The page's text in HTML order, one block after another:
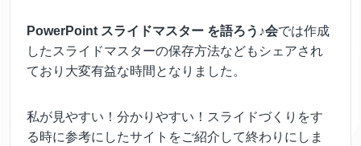
PowerPoint スライドマスター を語ろう♪会では作成
したスライドマスターの保存方法などもシェアされ
ており大変有益な時間となりました。
私が見やすい！分かりやすい！スライドづくりをす
る時に参考にしたサイトをご紹介して終わりにしま